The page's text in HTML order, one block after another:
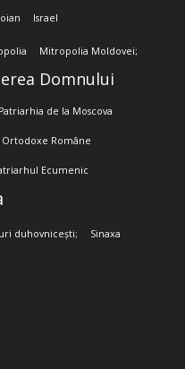
Israel
Mitropolia Moldovei;
Domnului
Patriarhia de la Moscova
Române
Ecumenic
duhovnicești; Sinaxa